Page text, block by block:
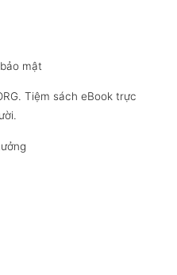
mật
. Tiệm sách eBook trực